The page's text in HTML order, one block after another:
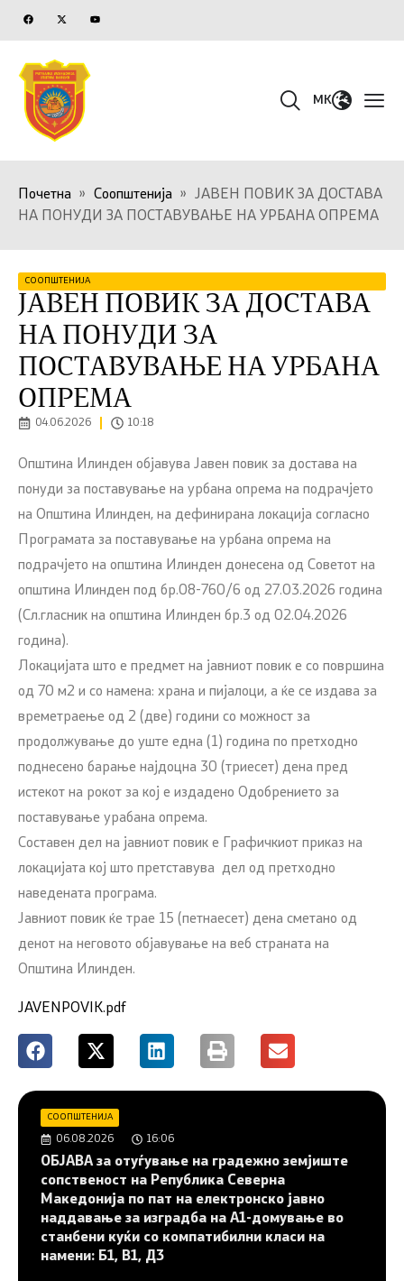
MK
Почетна » Соопштенија »
ЈАВЕН ПОВИК ЗА ДОСТАВА
НА ПОНУДИ ЗА ПОСТАВУВАЊЕ НА УРБАНА ОПРЕМА
СООПШТЕНИЈА
ЈАВЕН ПОВИК ЗА ДОСТАВА
НА ПОНУДИ ЗА
ПОСТАВУВАЊЕ НА УРБАНА
ОПРЕМА
04.06.2026 10:18
Општина Илинден објавува Јавен повик за достава на
понуди за поставување на урбана опрема на подрачјето
на Општина Илинден, на дефиниранa локациja согласно
Програмата за поставување на урбана опрема на
подрачјето на општина Илинден донесена од Советот на
општина Илинден под бр.08-760/6 од 27.03.2026 година
(Сл.гласник на општина Илинден бр.3 од 02.04.2026
година).
Локацијата што е предмет на јавниот повик е со површина
од 70 м2 и со намена: храна и пијалоци, а ќе се издава за
времетраење од 2 (две) години со можност за
продолжување до уште една (1) година по претходно
поднесено барање најдоцна 30 (триесет) дена пред
истекот на рокот за кој е издадено Одобрението за
поставување урабана опрема.
Составен дел на јавниот повик е Графичкиот приказ на
локациjата кој што претставува дел од претходно
наведената програма.
Јавниот повик ќе трае 15 (петнаесет) дена сметано од
денот на неговото објавување на веб страната на
Општина Илинден.
JAVENPOVIK.pdf
СООПШТЕНИЈА
06.08.2026 16:06
ОБЈАВА за отуѓување на градежно земјиште
сопственост на Република Северна
Македонија по пат на електронско јавно
наддавање за изградба на A1-домување во
станбени куќи со компатибилни класи на
намени: Б1, В1, Д3